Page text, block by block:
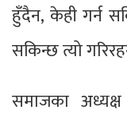
हुँदैन, केही गर्न
सकिन्छ त्यो
समाजका अध्यक्ष